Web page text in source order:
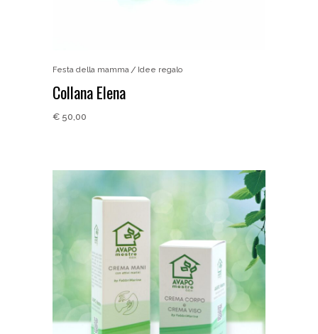
Festa della mamma Idee regalo
Collana Elena
€ 50,00